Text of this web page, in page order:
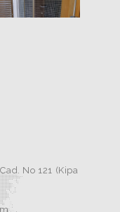
No 121 (Kipa